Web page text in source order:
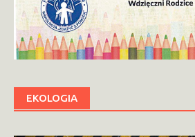
EKOLOGIA